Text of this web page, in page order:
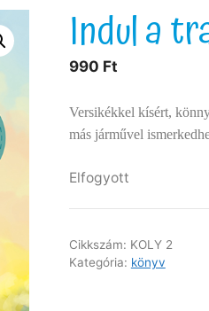
Indul a
990 Ft
Versikékkel kísért,
más járművel
Elfogyott
Cikkszám: KOLY 2
Kategória: könyv